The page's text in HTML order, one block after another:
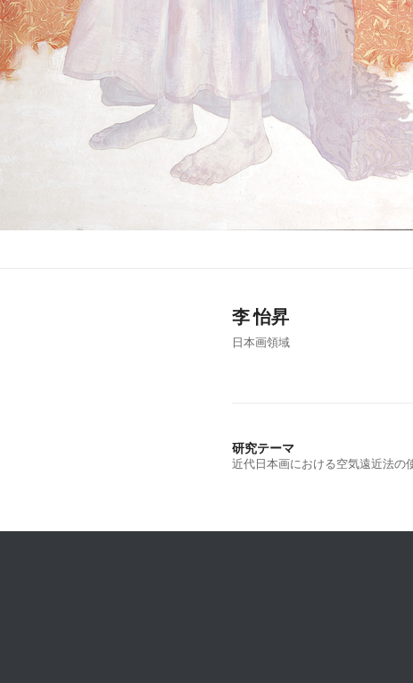
李 怡昇
日本画領域
研究テーマ
近代日本画における空気遠近法の